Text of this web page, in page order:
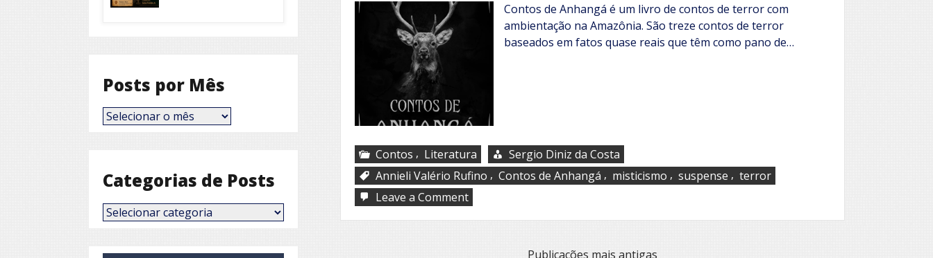
Contos de Anhangá é um livro de contos de terror com
ambientação na Amazônia. São treze contos de terror
baseados em fatos quase reais que têm como pano de…
Contos , Literatura
Sergio Diniz da Costa
Annieli Valério Rufino , Contos de Anhangá , misticismo , suspense , terror
Leave a Commenton
Contos
de
Publicações mais antigas
Posts por Mês
Posts
por
Categorias de Posts
Categorias
de